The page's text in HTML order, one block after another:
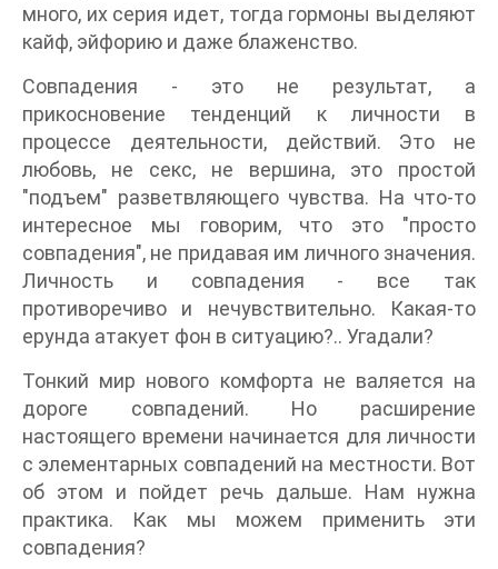
много, их серия идет, тогда гормоны выделяют
кайф, эйфорию и даже блаженство.
Совпадения - это не результат, а
прикосновение тенденций к личности в
процессе деятельности, действий. Это не
любовь, не секс, не вершина, это простой
"подъем" разветвляющего чувства. На что-то
интересное мы говорим, что это "просто
совпадения", не придавая им личного значения.
Личность и совпадения - все так
противоречиво и нечувствительно. Какая-то
ерунда атакует фон в ситуацию?.. Угадали?
Тонкий мир нового комфорта не валяется на
дороге совпадений. Но расширение
настоящего времени начинается для личности
с элементарных совпадений на местности. Вот
об этом и пойдет речь дальше. Нам нужна
практика. Как мы можем применить эти
совпадения?